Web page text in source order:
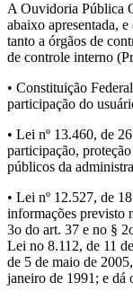
A Ouvidoria Pública
abaixo apresentada,
tanto a órgãos de
de controle interno
• Constituição
participação do
• Lei nº 13.460, de
participação,
públicos da
• Lei nº 12.527, de
informações
3o do art. 37 e no §
Lei no 8.112, de 11
de 5 de maio de
janeiro de 1991; e dá